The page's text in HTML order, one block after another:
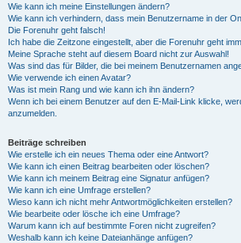
Wie kann ich meine Einstellungen ändern?
Wie kann ich verhindern, dass mein Benutzername in der
Die Forenuhr geht falsch!
Ich habe die Zeitzone eingestellt, aber die Forenuhr geht
Meine Sprache steht auf diesem Board nicht zur Auswahl!
Was sind das für Bilder, die bei meinem Benutzernamen
Wie verwende ich einen Avatar?
Was ist mein Rang und wie kann ich ihn ändern?
Wenn ich bei einem Benutzer auf den E-Mail-Link klicke,
anzumelden.
Beiträge schreiben
Wie erstelle ich ein neues Thema oder eine Antwort?
Wie kann ich einen Beitrag bearbeiten oder löschen?
Wie kann ich meinem Beitrag eine Signatur anfügen?
Wie kann ich eine Umfrage erstellen?
Wieso kann ich nicht mehr Antwortmöglichkeiten erstellen?
Wie bearbeite oder lösche ich eine Umfrage?
Warum kann ich auf bestimmte Foren nicht zugreifen?
Weshalb kann ich keine Dateianhänge anfügen?